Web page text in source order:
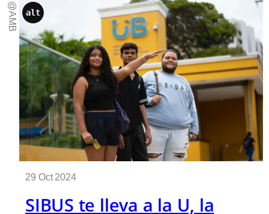
@AMB alt
29 Oct 2024
SIBUS te lleva a la U, la